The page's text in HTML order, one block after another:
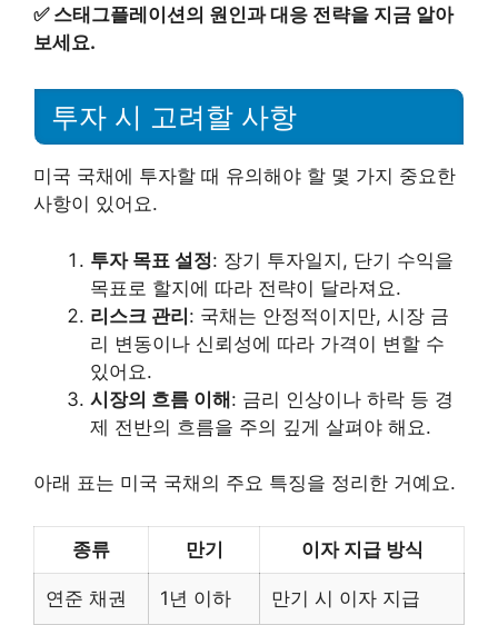
✅ 스태그플레이션의 원인과 대응 전략을 지금 알아
보세요.
투자 시 고려할 사항
미국 국채에 투자할 때 유의해야 할 몇 가지 중요한
사항이 있어요.
투자 목표 설정: 장기 투자일지, 단기 수익을
목표로 할지에 따라 전략이 달라져요.
리스크 관리: 국채는 안정적이지만, 시장 금
리 변동이나 신뢰성에 따라 가격이 변할 수
있어요.
시장의 흐름 이해: 금리 인상이나 하락 등 경
제 전반의 흐름을 주의 깊게 살펴야 해요.
아래 표는 미국 국채의 주요 특징을 정리한 거예요.
종류 만기 이자 지급 방식
연준 채권 1년 이하 만기 시 이자 지급